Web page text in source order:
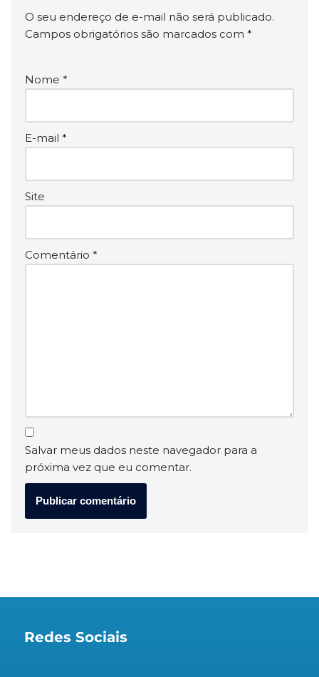
O seu endereço de e-mail não será publicado.
Campos obrigatórios são marcados com *
Nome *
E-mail *
Site
Comentário *
Salvar meus dados neste navegador para a
próxima vez que eu comentar.
Redes Sociais